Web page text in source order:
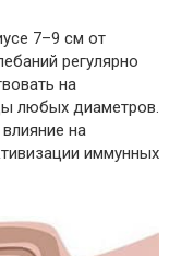
7–9 см от
регулярно
на
любых диаметров.
на
иммунных